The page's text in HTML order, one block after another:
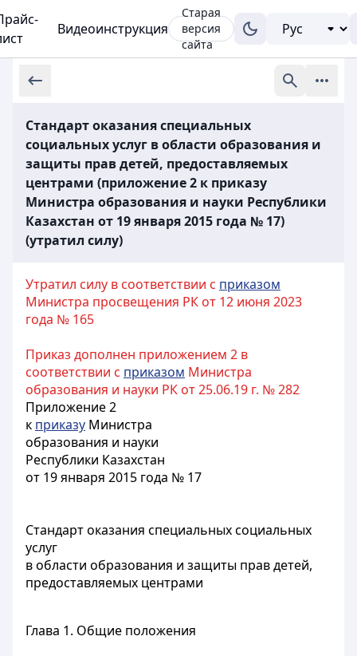
Видеоинструкция
Старая
версия
сайта
Стандарт оказания специальных
социальных услуг в области образования и
защиты прав детей, предоставляемых
центрами (приложение 2 к приказу
Министра образования и науки Республики
Казахстан от 19 января 2015 года № 17)
(утратил силу)
Утратил силу в соответствии с приказом
Министра просвещения РК от 12 июня 2023
года № 165
Приказ дополнен приложением 2 в
соответствии с приказом Министра
образования и науки РК от 25.06.19 г. № 282
Приложение 2
к приказу Министра
образования и науки
Республики Казахстан
от 19 января 2015 года № 17
Стандарт оказания специальных социальных
услуг
в области образования и защиты прав детей,
предоставляемых центрами
Глава 1. Общие положения